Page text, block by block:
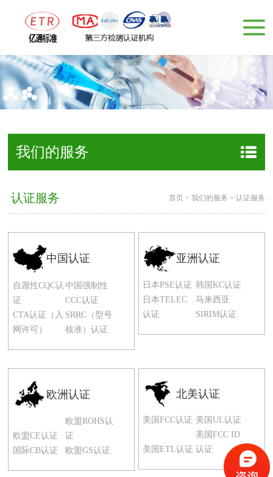
我们的服务
认证服务 首页> 我们的服务 > 认证服务
中国认证
自愿性CQC认
证
中国强制性
CCC认证
CTA认证（入
网许可）
SRRC（型号
核准）认证
亚洲认证
日本PSE认证 韩国KC认证
日本TELEC
认证
马来西亚
SIRIM认证
欧洲认证
欧盟CE认证
欧盟ROHS认
证
国际CB认证
欧盟GS认证
北美认证
美国FCC认证 美国UL认证
美国ETL认证
美国FCC ID
认证